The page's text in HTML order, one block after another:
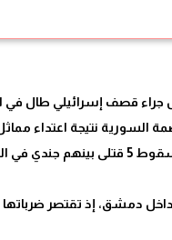
جراء قصف إسرائيلي طال
نتيجة اعتداء
داخل دمشق، إذ تقتصر